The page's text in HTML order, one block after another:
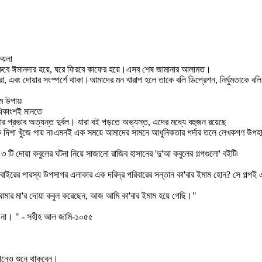
ঈমানদার হয়ে, ঘরে ফিরবে কাফের হয়ে।এসব শেষ জামানার আলামত।
দোয়ার সংস্পর্শে থাকা।আমাদের মন খারাপ হলে তাকে বলি ডিপ্রেশন, নির্ঘুমতাকে বলি
উপায়৷
মানতে
প্রভাব অত্যন্ত দুর্বল। যারা বই পড়তে অভ্যস্ত, এদের মধ্যে বহুজন রয়েছে
দিশা খুঁজে পায় না৷এমনই এক সময়ে আমাদের সামনে আধুনিকতার পর্দার তলে লেখকগণ
টি দোয়া কবুলের ঘটনা নিয়ে সাজানো রাজিব হাসানের 'দু'আ কবুলের গল্পগুলো' বইটি৷
পারস্য উপসাগর এলাকার এক দরিদ্র পরিবারের সন্তান কা'বার ইমাম হোন? সে গল্পই
মা'র দোয়া কবুল করেছেন, আজ আমি কা'বার ইমাম হয়ে গেছি।"
না। " - সহীহ আল জামি-১০৫৫
শুনে থাকবেন।